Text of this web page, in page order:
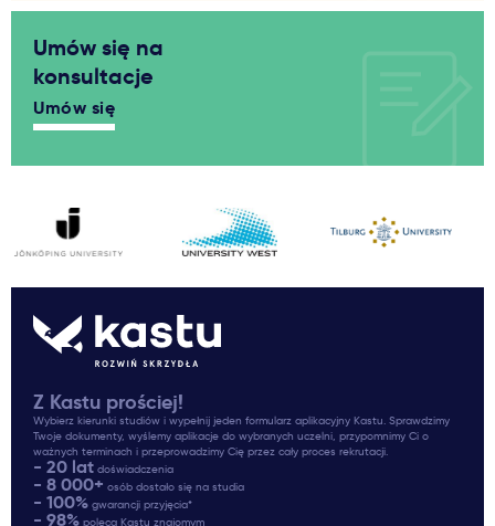
Umów się na
konsultacje
Umów się
Z Kastu prościej!
Wybierz kierunki studiów i wypełnij jeden formularz aplikacyjny Kastu. Sprawdzimy
Twoje dokumenty, wyślemy aplikacje do wybranych uczelni, przypomnimy Ci o
ważnych terminach i przeprowadzimy Cię przez cały proces rekrutacji.
- 20 lat doświadczenia
- 8 000+ osób dostało się na studia
- 100% gwarancji przyjęcia*
- 98% poleca Kastu znajomym